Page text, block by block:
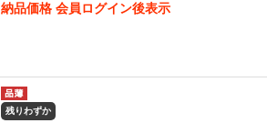
納品価格 会員ログイン後表示
残りわずか